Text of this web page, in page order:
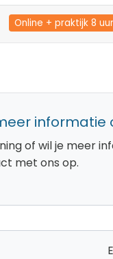
Online + praktijk 8 uur
informatie
of wil je meer
met ons op.